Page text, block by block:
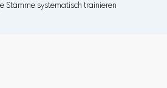
Stämme systematisch trainieren